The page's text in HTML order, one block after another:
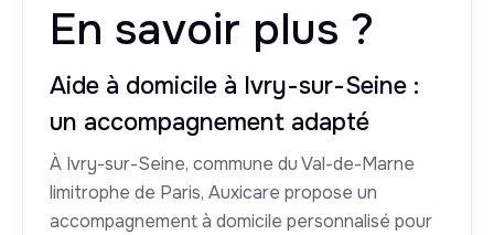
En savoir plus ?
Aide à domicile à Ivry-sur-Seine :
un accompagnement adapté
À Ivry-sur-Seine, commune du Val-de-Marne
limitrophe de Paris, Auxicare propose un
accompagnement à domicile personnalisé pour